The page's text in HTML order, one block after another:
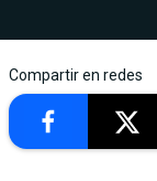
Compartir en redes